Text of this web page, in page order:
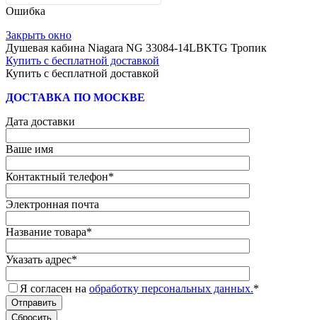
Ошибка
Закрыть окно
Душевая кабина Niagara NG 33084-14LBKTG Тропик
Купить с бесплатной доставкой
Купить с бесплатной доставкой
ДОСТАВКА ПО МОСКВЕ
Дата доставки
Ваше имя
Контактный телефон*
Электронная почта
Название товара*
Указать адрес*
Я согласен на обработку персональных данных.*